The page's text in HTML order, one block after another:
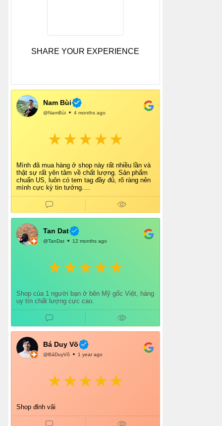
SHARE YOUR EXPERIENCE
Nam Bùi
@NamBùi 4 months ago
Mình đã mua hàng ở shop này rất nhiều lần và
thật sự rất yên tâm về chất lượng. Sản phẩm
chuẩn US, luôn có tem tag đầy đủ, rõ ràng nên
mình cực kỳ tin tưởng.
Shop tư vấn nhiệt tình, giao hàng nhanh, đóng
gói cẩn thận. Mỗi lần mua đều cảm thấy hài
Chắc chắn mình sẽ tiếp tục ủng hộ shop lâu dài
và giới thiệu thêm cho bạn bè 👍
Tan Dat
@TanDat 12 months ago
Shop của 1 người bạn ở bên Mỹ gốc Việt, hàng
uy tín chất lượng cực cao.
Bá Duy Võ
@BáDuyVõ 1 year ago
Shop đỉnh vãi